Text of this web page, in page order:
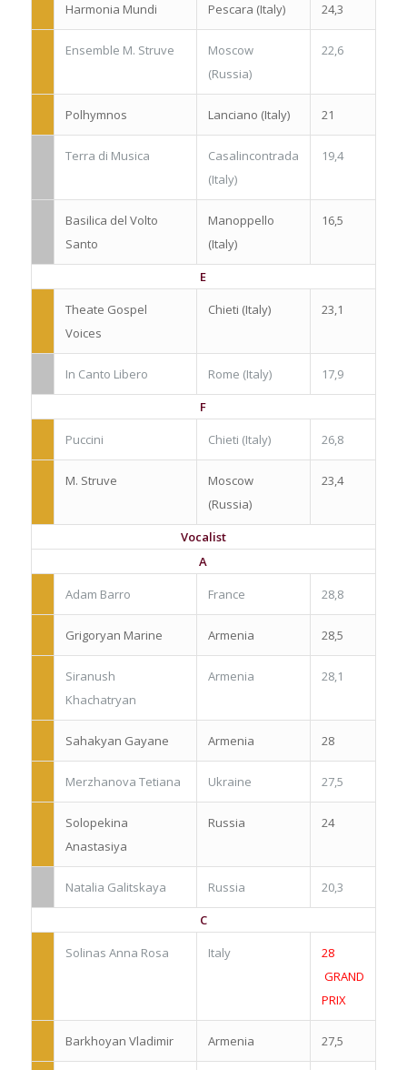
Harmonia Mundi Pescara (Italy) 24,3
Ensemble M. Struve
Moscow
(Russia)
22,6
Polhymnos Lanciano (Italy) 21
Terra di Musica
Casalincontrada
(Italy)
19,4
Basilica del Volto
Santo
Manoppello
(Italy)
16,5
E
Theate Gospel
Voices
Chieti (Italy) 23,1
In Canto Libero Rome (Italy)
17,9
F
Puccini
Chieti (Italy) 26,8
M. Struve
Moscow
(Russia)
23,4
Vocalist
A
Adam Barro
France 28,8
Grigoryan Marine Armenia 28,5
Siranush
Khachatryan
Armenia 28,1
Sahakyan Gayane Armenia 28
Merzhanova Tetiana Ukraine 27,5
Solopekina
Anastasiya
Russia 24
Natalia Galitskaya Russia
20,3
C
Solinas Anna Rosa
Italy
28
GRAND
PRIX
Barkhoyan Vladimir Armenia 27,5